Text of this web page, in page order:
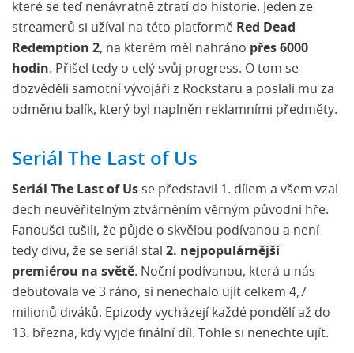
které se teď nenávratně ztratí do historie. Jeden ze
streamerů si užíval na této platformě Red Dead
Redemption 2, na kterém měl nahráno přes 6000
hodin. Přišel tedy o celý svůj progress. O tom se
dozvěděli samotní vývojáři z Rockstaru a poslali mu za
odměnu balík, který byl naplněn reklamními předměty.
Seriál The Last of Us
Seriál The Last of Us se představil 1. dílem a všem vzal
dech neuvěřitelným ztvárněním věrným původní hře.
Fanoušci tušili, že půjde o skvělou podívanou a není
tedy divu, že se seriál stal 2. nejpopulárnější
premiérou na světě. Noční podívanou, která u nás
debutovala ve 3 ráno, si nenechalo ujít celkem 4,7
milionů diváků. Epizody vycházejí každé pondělí až do
13. března, kdy vyjde finální díl. Tohle si nenechte ujít.